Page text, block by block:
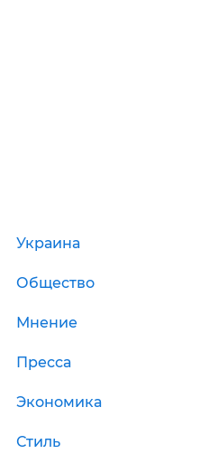
Украина
Общество
Мнение
Пресса
Экономика
Стиль